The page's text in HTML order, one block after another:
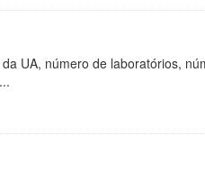
UA, número de laboratórios,